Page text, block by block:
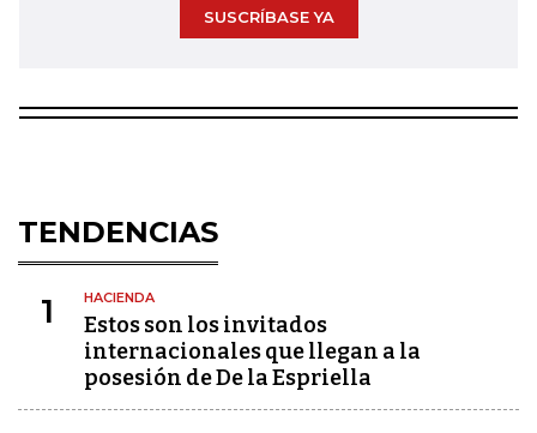
SUSCRÍBASE YA
TENDENCIAS
1 HACIENDA
Estos son los invitados
internacionales que llegan a la
posesión de De la Espriella